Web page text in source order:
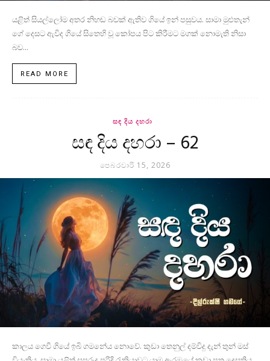
යළිත් සියල්ලෝම අතර නිහඬ බවක් ඇතිව ගියේ ඉන් පසුවය. සාමා මුළුතැන්
ගේ දෙසට ඇවිද ගියේ සිතෙහි වූ කෝපය පිට කිරීමට මගක් නොමැති නිසා
බව...
READ MORE
සඳ දිය දහරා
සඳ දිය දහරා – 62
පෙබරවාරි 15, 2026
කාලය ගෙවී ගියේ ඉබි ගමනේය නොවේ. කුඩා තෙනුල් දම්විදු දැන් තුන් මස්